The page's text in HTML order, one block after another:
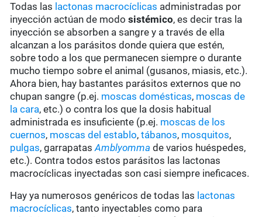
Todas las lactonas macrocíclicas administradas por
inyección actúan de modosistémico, es decir tras la
inyección se absorben a sangre y a través de ella
alcanzan a los parásitos donde quiera que estén,
sobre todo a los que permanecen siempre o durante
mucho tiempo sobre el animal (gusanos, miasis, etc.).
Ahora bien, hay bastantes parásitos externos que no
chupan sangre (p.ej. moscas domésticas, moscas de
la cara, etc.) o contra los que la dosis habitual
administrada es insuficiente (p.ej. moscas de los
cuernos, moscas del establo,tábanos, mosquitos,
pulgas, garrapatasAmblyomma de varios huéspedes,
etc.). Contra todos estos parásitos las lactonas
macrocíclicas inyectadas son casi siempre ineficaces.
Hay ya numerosos genéricos de todas las lactonas
macrocíclicas, tanto inyectables como para